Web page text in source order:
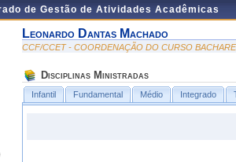
de Gestão de Atividades Acadêmicas
Leonardo Dantas Machado
CCF/CCET - COORDENAÇÃO DO CURSO
Disciplinas Ministradas
Infantil Fundamental Médio Integrado